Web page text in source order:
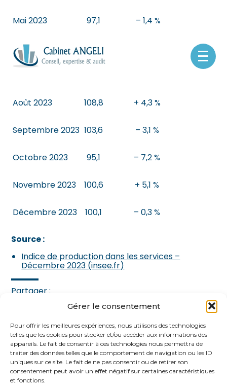
Gérer le consentement
Pour offrir les meilleures expériences, nous utilisons des technologies
telles que les cookies pour stocker et/ou accéder aux informations des
appareils. Le fait de consentir à ces technologies nous permettra de
traiter des données telles que le comportement de navigation ou les ID
uniques sur ce site. Le fait de ne pas consentir ou de retirer son
consentement peut avoir un effet négatif sur certaines caractéristiques
et fonctions.
Aller
au
Mai 2023 97,1 – 1,4 %
Juin 2023 92,3
Août 2023 108,8 + 4,3 %
Septembre 2023 103,6 – 3,1 %
Octobre 2023 95,1 – 7,2 %
Novembre 2023 100,6 + 5,1 %
Décembre 2023 100,1 – 0,3 %
Source :
Indice de production dans les services –
Décembre 2023 (insee.fr)
Partager :
FaceBook
TwitterLinkedIn